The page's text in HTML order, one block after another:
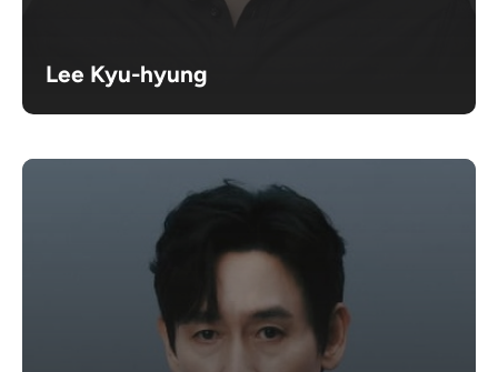
Lee Kyu-hyung